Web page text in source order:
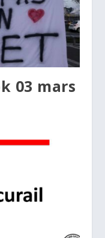
03 mars